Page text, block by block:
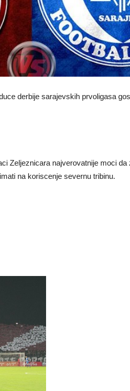
derbije sarajevskih prvoligasa
Zeljeznicara najverovatnije moci
na koriscenje severnu tribinu.